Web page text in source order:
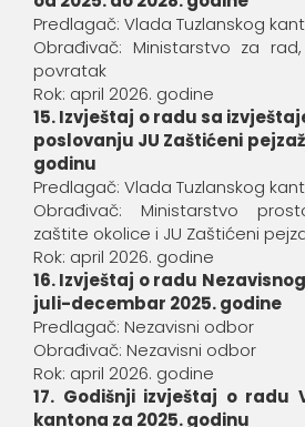
Predlagač: Vlada Tuzlanskog
Obrađivač: Ministarstvo za
povratak
Rok: april 2026. godine
15. Izvještaj o radu sa
poslovanju JU Zaštićeni
godinu
Predlagač: Vlada Tuzlanskog
Obrađivač: Ministarstvo
zaštite okolice i JU Zaštićeni
Rok: april 2026. godine
16. Izvještaj o radu
juli-decembar 2025. godine
Predlagač: Nezavisni odbor
Obrađivač: Nezavisni odbor
Rok: april 2026. godine
17. Godišnji izvještaj o radu
kantona za 2025. godinu